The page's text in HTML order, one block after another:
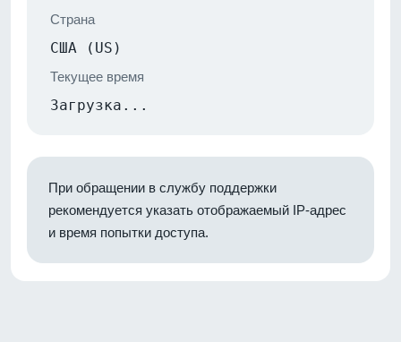
Страна
США (US)
Текущее время
Загрузка...
При обращении в службу поддержки
рекомендуется указать отображаемый IP-адрес
и время попытки доступа.